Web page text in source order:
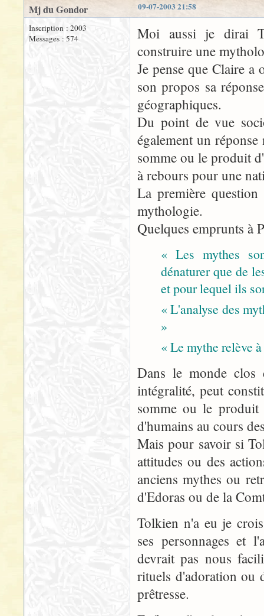
09-07-2003 21:58
Mj du Gondor
Inscription : 2003
Messages : 574
Moi aussi je dirai
construire une
Je pense que Claire
son propos sa
géographiques.
Du point de vue
également un
somme ou le produit
à rebours pour une
La première
mythologie.
Quelques emprunts à
« Les mythes
dénaturer que de
et pour lequel ils
« L'analyse des
»
« Le mythe relève
Dans le monde
intégralité, peut
somme ou le produit
d'humains au cours
Mais pour savoir si
attitudes ou des
anciens mythes ou
d'Edoras ou de la
Tolkien n'a eu je
ses personnages et
devrait pas nous
rituels d'adoration ou
prêtresse.